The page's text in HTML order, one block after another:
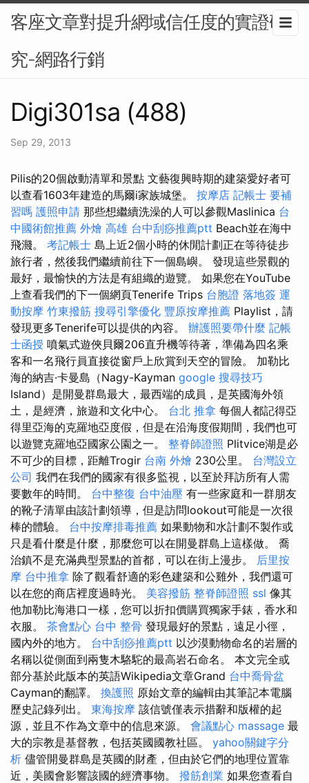
客座文章對提升網域信任度的實證研
究-網路行銷
Digi301sa (488)
Sep 29, 2013
Pilis的20個啟動清單和景點 文藝復興時期的建築愛好者可
以查看1603年建造的馬爾i家族城堡。 按摩店 記帳士 要補
習嗎 護照申請 那些想繼續洗澡的人可以參觀Maslinica 台
中國術館推薦 外燴 高雄 台中刮痧推薦ptt Beach並在海中
飛濺。 考記帳士 島上近2個小時的休閒計劃正在等待徒步
旅行者，然後我們繼續前往下一個島嶼。 發現這些景觀的
最好，最愉快的方法是有組織的遊覽。 如果您在YouTube
上查看我們的下一個網頁Tenerife Trips 台胞證 落地簽 運
動按摩 竹東撥筋 搜尋引擎優化 豐原按摩推薦 Playlist，請
發現更多Tenerife可以提供的內容。 辦護照要帶什麼 記帳
士函授 噴氣式遊俠貝爾206直升機等待著，準備為四名乘
客和一名飛行員直接從窗戶上欣賞到天空的冒險。 加勒比
海的納吉·卡曼島（Nagy-Kayman google 搜尋技巧
Island）是開曼群島最大，最西端的成員，是英國海外領
土，是經濟，旅遊和文化中心。 台北 推拿 每個人都記得亞
得里亞海的克羅地亞度假，但是在沿海度假期間，我們也可
以遊覽克羅地亞國家公園之一。 整脊師證照 Plitvice湖是必
不可少的目標，距離Trogir 台南 外燴 230公里。 台灣設立
公司 我們在我們的國家有很多監視，以至於拜訪所有人需
要數年的時間。 台中整復 台中油壓 有一些家庭和一群朋友
的靴子清單由該計劃領導，但是訪問lookout可能是一次很
棒的體驗。 台中按摩排毒推薦 如果動物和水計劃不製作或
只是看什麼是什麼，那麼您可以在開曼群島上這樣做。 喬
治鎮不是充滿典型景點的首都，可以在街上漫步。 后里按
摩 台中推拿 除了觀看舒適的彩色建築和公雞外，我們還可
以在您的商店裡度過時光。 美容撥筋 整脊師證照 ssl 像其
他加勒比海港口一樣，您可以折扣價購買獨家手錶，香水和
衣服。 茶會點心 台中 整骨 發現最好的景點，遠足小徑，
國內外的地方。 台中刮痧推薦ptt 以沙漠動物命名的岩層的
名稱以從側面到兩隻木駱駝的最高岩石命名。 本文完全或
部分基於此版本的英語Wikipedia文章Grand 台中喬骨盆
Cayman的翻譯。 換護照 原始文章的編輯由其筆記本電腦
歷史記錄列出。 東海按摩 該信號僅表示措辭和版權的起
源，並且不作為文章中的信息來源。 會議點心 massage 最
大的宗教是基督教，包括英國國教社區。 yahoo關鍵字分
析 儘管開曼群島是英國的財產，但由於它們的地理位置靠
近，美國會影響該國的經濟事物。 撥筋創業 如果您查看自